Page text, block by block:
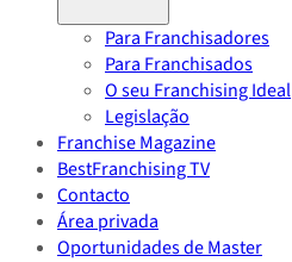
Para Franchisadores
Para Franchisados
O seu Franchising Ideal
Legislação
Franchise Magazine
BestFranchising TV
Contacto
Área privada
Oportunidades de Master